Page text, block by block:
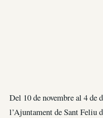
Del 10 de novembre al 4 de
l’Ajuntament de Sant Feliu